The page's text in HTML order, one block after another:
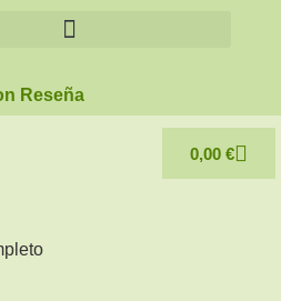
Reseña
0,00 €